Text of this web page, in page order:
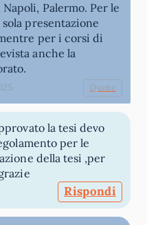
Palermo. Per le
presentazione
per i corsi di
anche la
Quote
la tesi devo
per le
della tesi ,per
Rispondi